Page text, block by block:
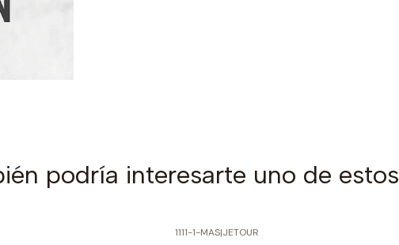
podría interesarte uno de estos
1111-1-MAS|JETOUR